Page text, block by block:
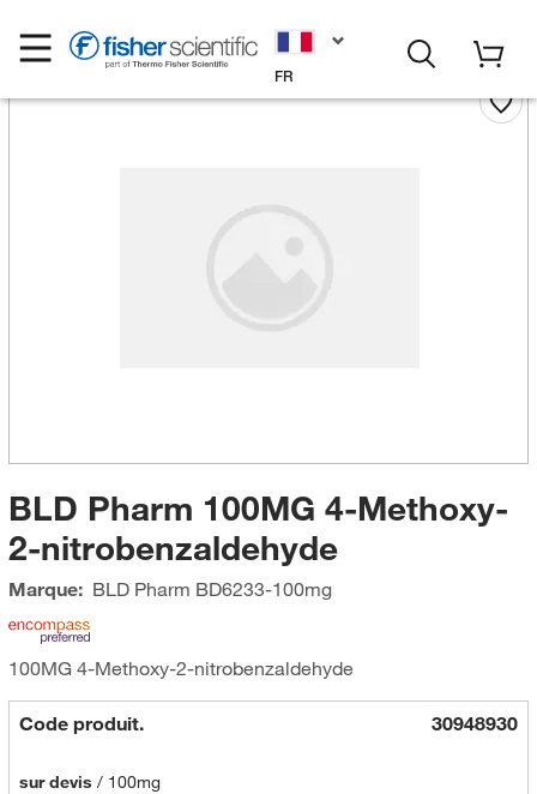
FR
BLD Pharm 100MG 4-Methoxy-
2-nitrobenzaldehyde
Marque: BLD Pharm BD6233-100mg
100MG 4-Methoxy-2-nitrobenzaldehyde
Code produit. 30948930
sur devis / 100mg